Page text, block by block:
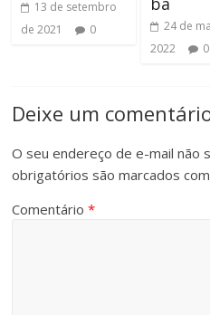
13 de setembro
de 2021
0
24 de
2022
0
Deixe um
O seu endereço de e-mail não
obrigatórios são marcados
Comentário*